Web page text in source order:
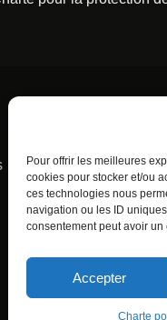
Pour offrir les meilleures
cookies pour stocker et/ou
ces technologies nous
navigation ou les ID
consentement peut avoir
Accepter
Charte
ÉDITIONS